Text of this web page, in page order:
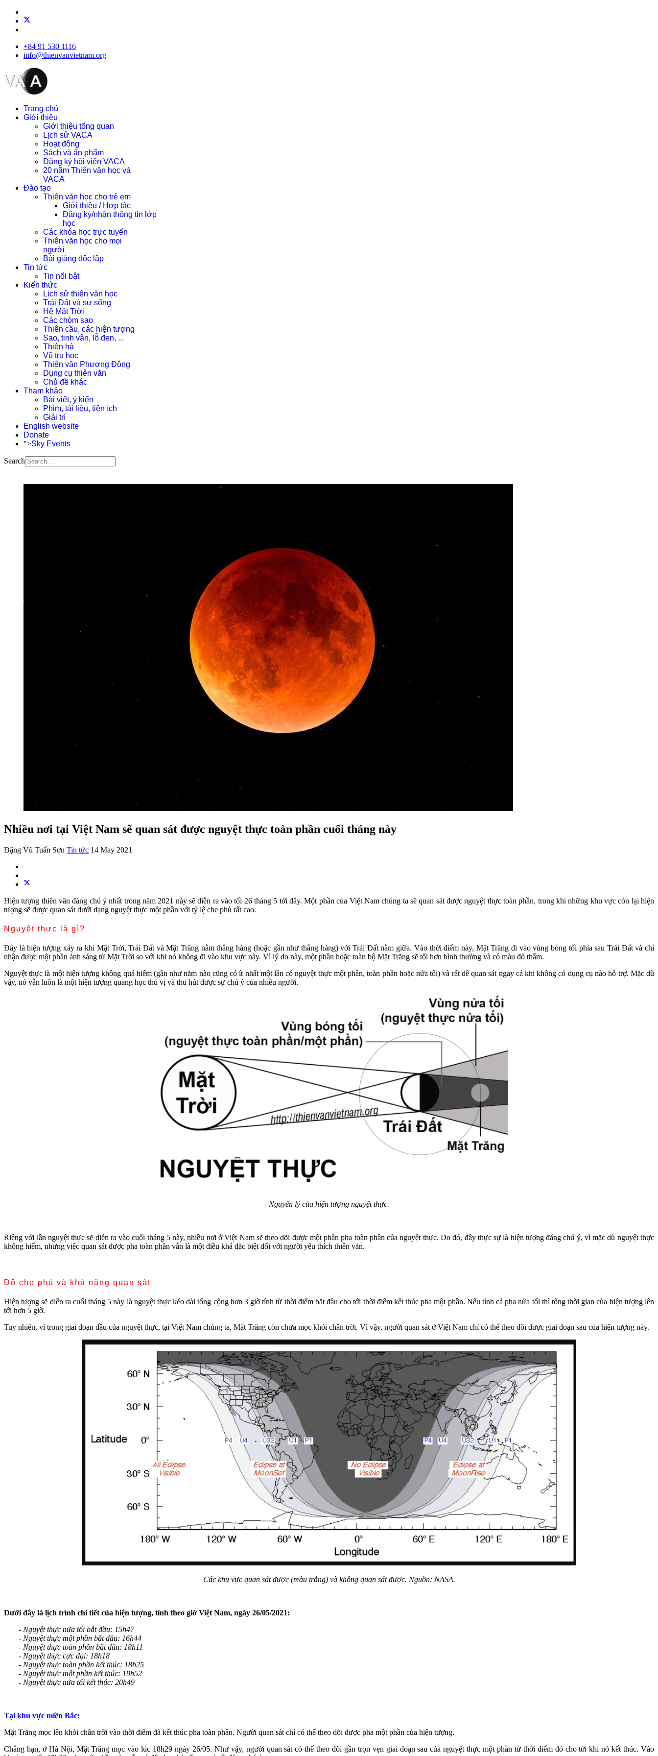
+84 91 530 1116
info@thienvanvietnam.org
Trang chủ
Giới thiệu
Giới thiệu tổng quan
Lịch sử VACA
Hoạt động
Sách và ấn phẩm
Đăng ký hội viên VACA
20 năm Thiên văn học và
VACA
Đào tạo
Thiên văn học cho trẻ em
Giới thiệu / Hợp tác
Đăng ký/nhận thông tin lớp
học
Các khóa học trực tuyến
Thiên văn học cho mọi
người
Bài giảng độc lập
Tin tức
Tin nổi bật
Kiến thức
Lịch sử thiên văn học
Trái Đất và sự sống
Hệ Mặt Trời
Các chòm sao
Thiên cầu, các hiện tượng
Sao, tinh vân, lỗ đen, ...
Thiên hà
Vũ trụ học
Thiên văn Phương Đông
Dụng cụ thiên văn
Chủ đề khác
Tham khảo
Bài viết, ý kiến
Phim, tài liệu, tiện ích
Giải trí
English website
Donate
">Sky Events
Search
Nhiều nơi tại Việt Nam sẽ quan sát được nguyệt thực toàn phần cuối tháng này
Đặng Vũ Tuấn Sơn Tin tức 14 May 2021
Hiện tượng thiên văn đáng chú ý nhất trong năm 2021 này sẽ diễn ra vào tối 26 tháng 5 tới đây. Một phần của Việt Nam chúng ta sẽ quan sát được nguyệt thực toàn phần, trong khi những khu vực còn lại hiện
tượng sẽ được quan sát dưới dạng nguyệt thực một phần với tỷ lệ che phủ rất cao.
Nguyệt thực là gì?
Đây là hiện tượng xảy ra khi Mặt Trời, Trái Đất và Mặt Trăng nằm thẳng hàng (hoặc gần như thẳng hàng) với Trái Đất nằm giữa. Vào thời điểm này, Mặt Trăng đi vào vùng bóng tối phía sau Trái Đất và chỉ
nhận được một phần ánh sáng từ Mặt Trời so với khi nó không đi vào khu vực này. Vì lý do này, một phần hoặc toàn bộ Mặt Trăng sẽ tối hơn bình thường và có màu đỏ thẫm.
Nguyệt thực là một hiện tượng không quá hiếm (gần như năm nào cũng có ít nhất một lần có nguyệt thực một phần, toàn phần hoặc nửa tối) và rất dễ quan sát ngay cả khi không có dụng cụ nào hỗ trợ. Mặc dù
vậy, nó vẫn luôn là một hiện tượng quang học thú vị và thu hút được sự chú ý của nhiều người.
Nguyên lý của hiện tượng nguyệt thực.
Riêng với lần nguyệt thực sẽ diễn ra vào cuối tháng 5 này, nhiều nơi ở Việt Nam sẽ theo dõi được một phần pha toàn phần của nguyệt thực. Do đó, đây thực sự là hiện tượng đáng chú ý, vì mặc dù nguyệt thực
không hiếm, nhưng việc quan sát được pha toàn phần vẫn là một điều khá đặc biệt đối với người yêu thích thiên văn.
Độ che phủ và khả năng quan sát
Hiện tượng sẽ diễn ra cuối tháng 5 này là nguyệt thực kéo dài tổng cộng hơn 3 giờ tính từ thời điểm bắt đầu cho tới thời điểm kết thúc pha một phần. Nếu tính cả pha nửa tối thì tổng thời gian của hiện tượng lên
tới hơn 5 giờ.
Tuy nhiên, vì trong giai đoạn đầu của nguyệt thực, tại Việt Nam chúng ta, Mặt Trăng còn chưa mọc khỏi chân trời. Vì vậy, người quan sát ở Việt Nam chỉ có thể theo dõi được giai đoạn sau của hiện tượng này.
Các khu vực quan sát được (màu trắng) và không quan sát được. Nguồn: NASA.
Dưới đây là lịch trình chi tiết của hiện tượng, tính theo giờ Việt Nam, ngày 26/05/2021:
- Nguyệt thực nửa tối bắt đầu: 15h47
- Nguyệt thực một phần bắt đầu: 16h44
- Nguyệt thực toàn phần bắt đầu: 18h11
- Nguyệt thực cực đại: 18h18
- Nguyệt thực toàn phần kết thúc: 18h25
- Nguyệt thực một phần kết thúc: 19h52
- Nguyệt thực nửa tối kết thúc: 20h49
Tại khu vực miền Bắc:
Mặt Trăng mọc lên khỏi chân trời vào thời điểm đã kết thúc pha toàn phần. Người quan sát chỉ có thể theo dõi được pha một phần của hiện tượng.
Chẳng hạn, ở Hà Nội, Mặt Trăng mọc vào lúc 18h29 ngày 26/05. Như vậy, người quan sát có thể theo dõi gần trọn vẹn giai đoạn sau của nguyệt thực một phần từ thời điểm đó cho tới khi nó kết thúc. Vào